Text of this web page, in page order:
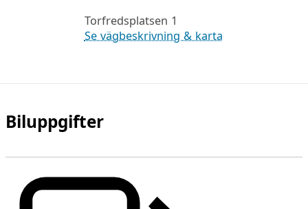
Torfredsplatsen 1
Se vägbeskrivning & karta
Biluppgifter